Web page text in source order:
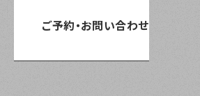
ご予約・お問い合わせ